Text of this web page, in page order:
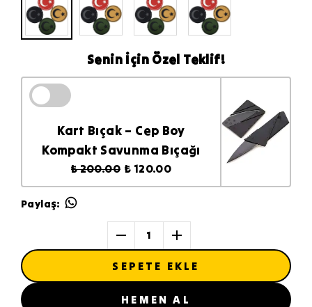
Senin İçin Özel Teklif!
Kart Bıçak – Cep Boy
Kompakt Savunma Bıçağı
₺ 200.00 ₺ 120.00
Paylaş:
1
SEPETE EKLE
HEMEN AL